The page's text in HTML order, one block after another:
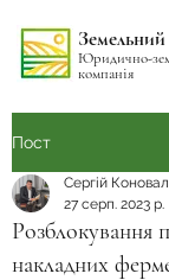
Юридично-
компанія
Пост
Розблокування
накладних
Сергій
27 серп. 2023 р.